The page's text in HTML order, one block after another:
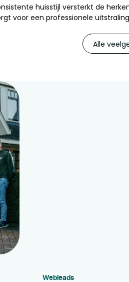
huisstijl versterkt de
voor een professionele
Alle
Webleads